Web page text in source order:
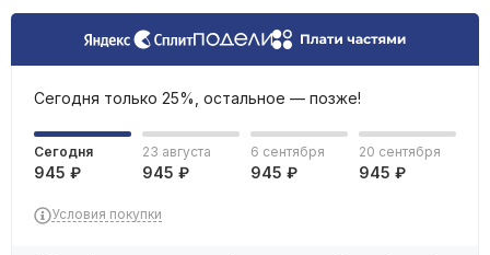
Сегодня только 25%, остальное — позже!
Сегодня
945 ₽
23 августа
945 ₽
6 сентября
945 ₽
20 сентября
945 ₽
Условия покупки